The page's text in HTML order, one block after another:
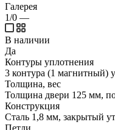
Галерея
1/0 —
В наличии
Да
Контуры уплотнения
3 контура (1 магнитный)
Толщина, вес
Толщина двери 125 мм,
Конструкция
Сталь 1,8 мм, закрытый
Петли